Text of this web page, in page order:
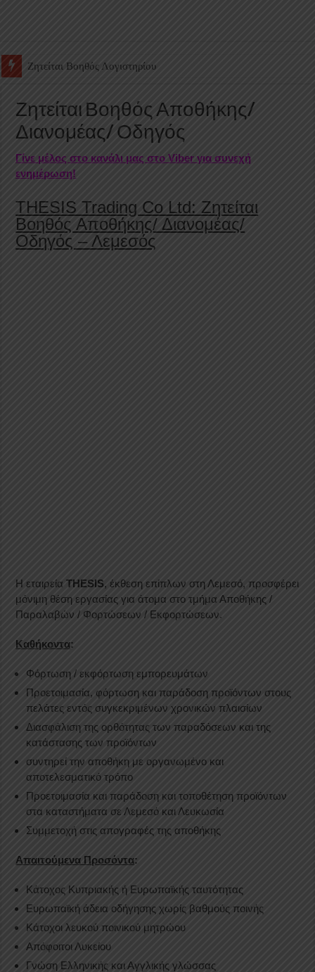
Ζητείται Υπάλληλος για γέμισμα και ανεφοδιασμό αυτόματων
Ζητείται Βοηθός Αποθήκης/
Διανομέας/ Οδηγός
Γίνε μέλος στο κανάλι μας στο Viber για συνεχή
ενημέρωση!
THESIS Trading Co Ltd: Ζητείται
Βοηθός Αποθήκης/ Διανομέας/
Οδηγός – Λεμεσός
Η εταιρείαTHESIS, έκθεση επίπλων στη Λεμεσό, προσφέρει
μόνιμη θέση εργασίας για άτομα στο τμήμα Αποθήκης /
Παραλαβών / Φορτώσεων / Εκφορτώσεων.
Καθήκοντα:
Φόρτωση / εκφόρτωση εμπορευμάτων
Προετοιμασία, φόρτωση και παράδοση προϊόντων στους
πελάτες εντός συγκεκριμένων χρονικών πλαισίων
Διασφάλιση της ορθότητας των παραδόσεων και της
κατάστασης των προϊόντων
συντηρεί την αποθήκη με οργανωμένο και
αποτελεσματικό τρόπο
Προετοιμασία και παράδοση και τοποθέτηση προϊόντων
στα καταστήματα σε Λεμεσό και Λευκωσία
Συμμετοχή στις απογραφές της αποθήκης
Απαιτούμενα Προσόντα:
Κάτοχος Κυπριακής ή Ευρωπαϊκής ταυτότητας
Ευρωπαϊκή άδεια οδήγησης χωρίς βαθμούς ποινής
Κάτοχοι λευκού ποινικού μητρώου
Απόφοιτοι Λυκείου
Γνώση Ελληνικής και Αγγλικής γλώσσας